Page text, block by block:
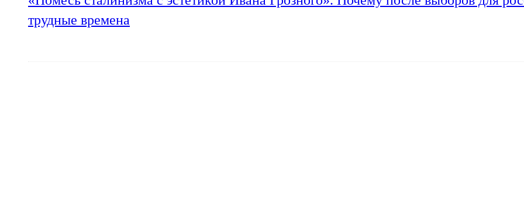
трудные времена